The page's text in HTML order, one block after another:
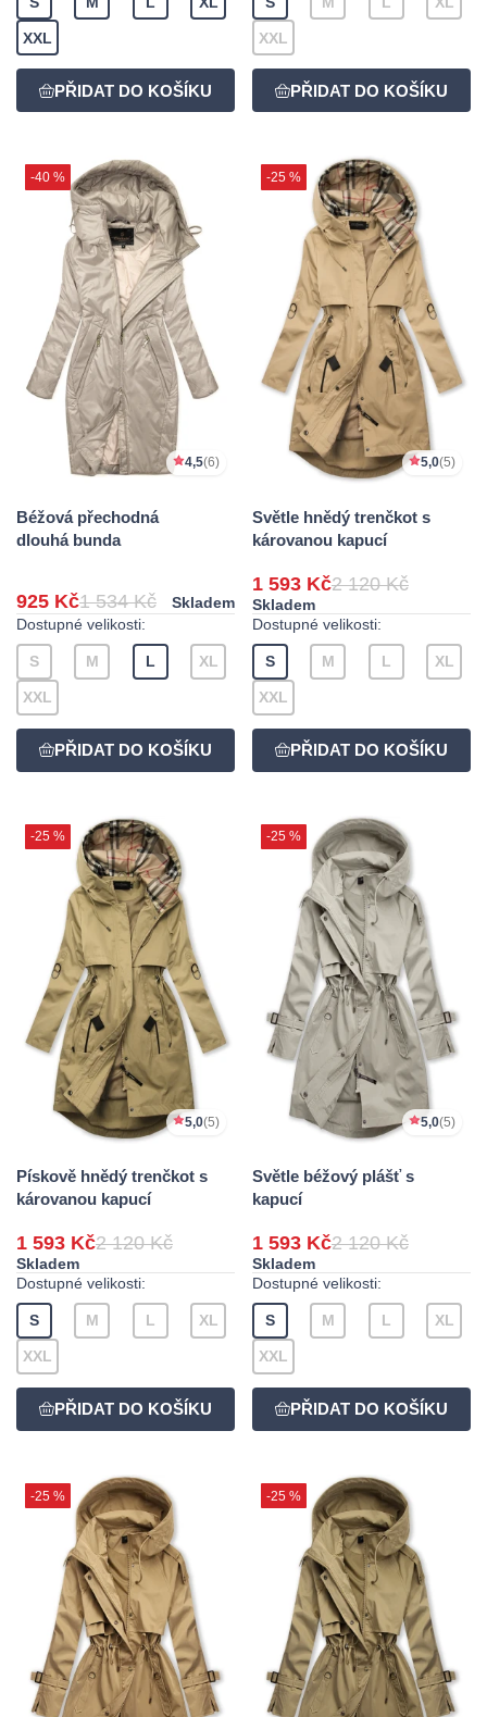
XXL XXL
-40 %
4,5(6)
Béžová přechodná
dlouhá bunda
925 Kč1 534 Kč
Skladem
Dostupné velikosti:
S M L XL
XXL
-25 %
5,0(5)
Světle hnědý trenčkot s
károvanou kapucí
1 593 Kč2 120 Kč
Skladem
Dostupné velikosti:
S M L XL
XXL
-25 %
5,0(5)
Pískově hnědý trenčkot s
károvanou kapucí
1 593 Kč2 120 Kč
Skladem
Dostupné velikosti:
S M L XL
XXL
-25 %
5,0(5)
Světle béžový plášť s
kapucí
1 593 Kč2 120 Kč
Skladem
Dostupné velikosti:
S M L XL
XXL
-25 % -25 %